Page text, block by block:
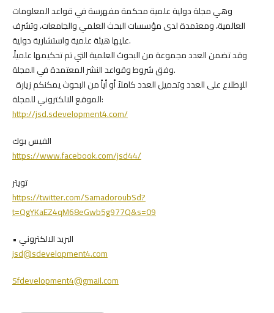
وهي مجلة دولية علمية محكمة مفهرسة في قواعد المعلومات
العالمية، ومعتمدة لدى مؤسسات البحث العلمي والجامعات، وتشرف
عليها هيئة علمية واستشارية دولية.
وقد تضمن العدد مجموعة من البحوث العلمية التي تم تحكيمها علمياً،
وفق شروط وقواعد النشر المعتمدة في المجلة.
الموقع الالكتروني للمجلة:
http://jsd.sdevelopment4.com/
الفيس بوك
https://www.facebook.com/jsd44/
تويتر
https://twitter.com/SamadoroubSd?
t=QgYKaEZ4qM68eGwb5g977Q&s=09
jsd@sdevelopment4.com
Sfdevelopment4@gmail.com